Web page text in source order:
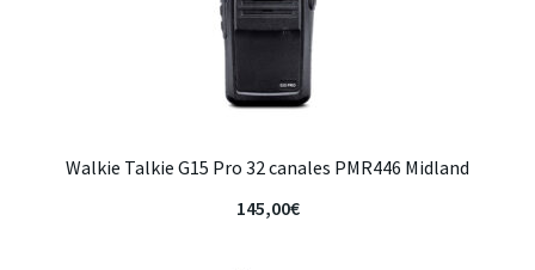
Walkie Talkie G15 Pro 32 canales PMR446 Midland
145,00€